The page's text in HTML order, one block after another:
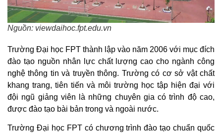
Nguồn: viewdaihoc.fpt.edu.vn
Trường Đại học FPT thành lập vào năm 2006 với mục đích
đào tạo nguồn nhân lực chất lượng cao cho ngành công
nghệ thông tin và truyền thông. Trường có cơ sở vật chất
khang trang, tiên tiến và môi trường học tập hiện đại với
đội ngũ giảng viên là những chuyên gia có trình độ cao,
được đào tạo bài bản trong và ngoài nước.
Trường Đại học FPT có chương trình đào tạo chuẩn quốc